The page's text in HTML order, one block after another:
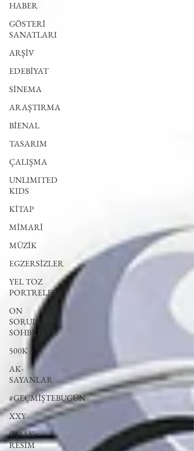
HABER
GÖSTERİ
SANATLARI
ARŞİV
EDEBİYAT
SİNEMA
ARAŞTIRMA
BİENAL
TASARIM
ÇALIŞMA
UNLIMITED
KIDS
KİTAP
MİMARİ
MÜZİK
EGZERSİZLER
YEL TOZ
PORTRELER
ON
SORULUK
SOHBETLER
500K
AK-
SAYANLAR
#GEÇMİŞTEBUGÜN
XXY
ODAK:
RESİM